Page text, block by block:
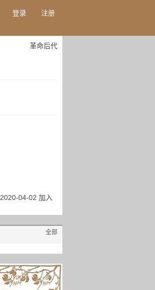
登录 注册
革命后代
2020-04-02 加入
全部